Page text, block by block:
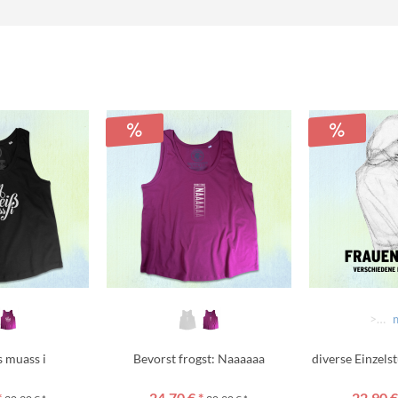
muass i Bevorst frogst: Naaaaaa
>>>> AUSWÄHLEN >>>>
diverse